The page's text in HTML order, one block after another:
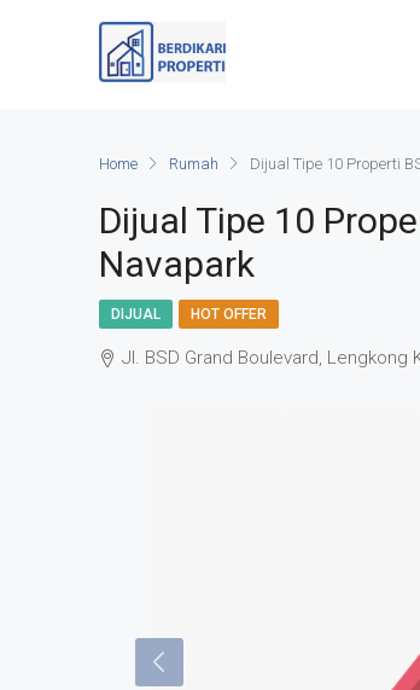
Home Rumah Dijual Tipe 10 Properti
Dijual Tipe 10
Navapark
DIJUAL HOT OFFER
Jl. BSD Grand Boulevard, Lengkong